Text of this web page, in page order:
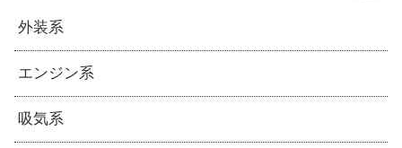
外装系
エンジン系
吸気系